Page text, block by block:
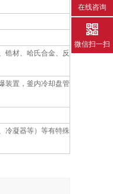
锆材、哈氏合金、反
装置，釜内冷却盘管
冷凝器等）等有特殊
在线咨询
微信扫一扫